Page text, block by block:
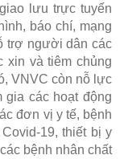
lưu trực tuyến
báo chí, mạng
trợ người dân các
xin và tiêm chủng
VNVC còn nỗ lực
gia các hoạt động
đơn vị y tế, bệnh
19, thiết bị y
bệnh nhân chất